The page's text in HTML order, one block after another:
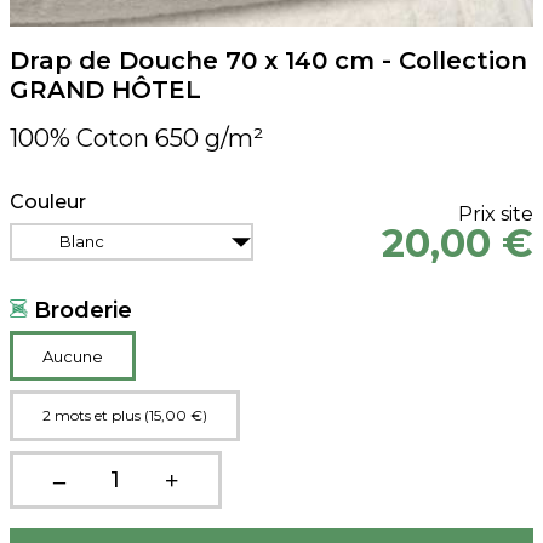
Drap de Douche 70 x 140 cm - Collection
GRAND HÔTEL
100% Coton 650 g/m²
Couleur
Blanc
Broderie
Aucune
2 mots et plus (15,00 €)
Prix site
20,00 €